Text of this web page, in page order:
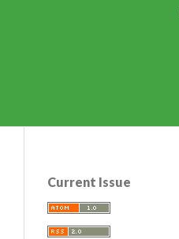
Current Issue